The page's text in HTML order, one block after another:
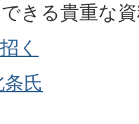
きる貴重な
く
氏